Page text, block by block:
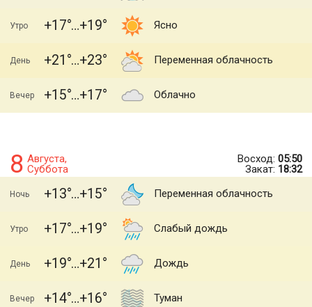
Утро +17 +19 Ясно
День +21 +23 Переменная облачность
Вечер +15 +17 Облачно
8 Августа,
Суббота
Восход: 05:50
Закат: 18:32
Ночь +13 +15 Переменная облачность
Утро +17 +19 Слабый дождь
День +19 +21 Дождь
Вечер +14 +16 Туман